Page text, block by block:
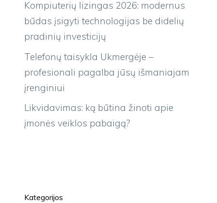
Kompiuterių lizingas 2026: modernus
būdas įsigyti technologijas be didelių
pradinių investicijų
Telefonų taisykla Ukmergėje –
profesionali pagalba jūsų išmaniajam
įrenginiui
Likvidavimas: ką būtina žinoti apie
įmonės veiklos pabaigą?
Kategorijos